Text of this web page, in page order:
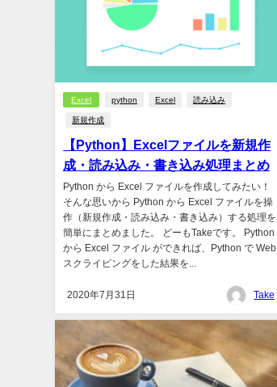
Excel python Excel 読み込み
新規作成
【Python】Excelファイルを新規作
成・読み込み・書き込み処理まとめ
Python から Excel ファイルを作成してみたい！
そんな思いから Python から Excel ファイルを操
作（新規作成・読み込み・書き込み）する処理を
簡単にまとめました。 どーもTakeです。 Python
から Excel ファイル ができれば、Python で Web
スクライピングをした結果を...
2020年7月31日 Take